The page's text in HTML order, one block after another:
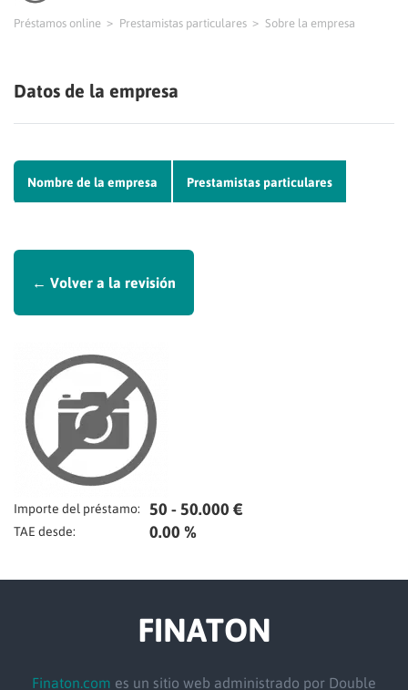
Préstamos online Prestamistas particulares Sobre la empresa
Datos de la empresa
Nombre de la empresa Prestamistas particulares
← Volver a la revisión
Importe del préstamo: 50 - 50.000 €
TAE desde: 0.00 %
FINATON
Finaton.com es un sitio web administrado por Double